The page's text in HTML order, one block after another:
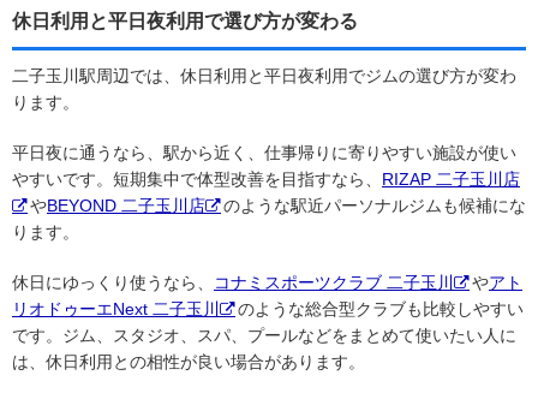
休日利用と平日夜利用で選び方が変わる
二子玉川駅周辺では、休日利用と平日夜利用でジムの選び方が変わ
ります。
平日夜に通うなら、駅から近く、仕事帰りに寄りやすい施設が使い
やすいです。短期集中で体型改善を目指すなら、 RIZAP 二子玉川店
やBEYOND 二子玉川店
のような駅近パーソナルジムも候補にな
ります。
休日にゆっくり使うなら、 コナミスポーツクラブ 二子玉川 やアト
リオドゥーエNext 二子玉川
のような総合型クラブも比較しやすい
です。ジム、スタジオ、スパ、プールなどをまとめて使いたい人に
は、休日利用との相性が良い場合があります。